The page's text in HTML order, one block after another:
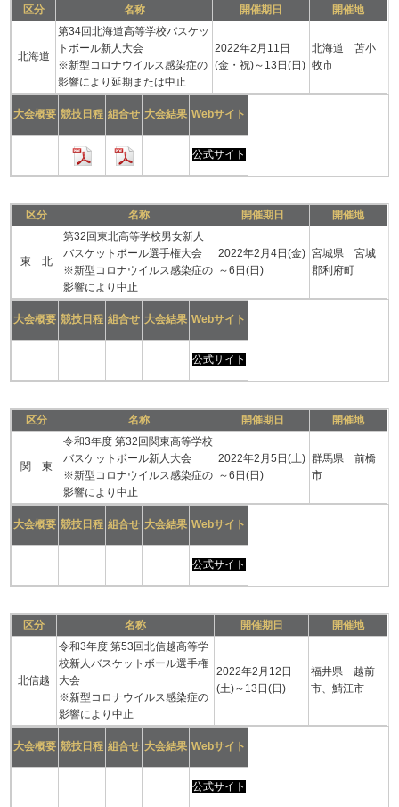
区分 名称 開催期日 開催地
北海道
第34回北海道高等学校バスケッ
トボール新人大会
※新型コロナウイルス感染症の
影響により延期または中止
2022年2月11日
(金・祝)～13日(日)
北海道 苫小
牧市
大会概要 競技日程 組合せ 大会結果 Webサイト
公式サイト
区分 名称 開催期日 開催地
東 北
第32回東北高等学校男女新人
バスケットボール選手権大会
※新型コロナウイルス感染症の
影響により中止
2022年2月4日(金)
～6日(日)
宮城県 宮城
郡利府町
大会概要 競技日程 組合せ 大会結果 Webサイト
公式サイト
区分 名称 開催期日 開催地
関 東
令和3年度 第32回関東高等学校
バスケットボール新人大会
※新型コロナウイルス感染症の
影響により中止
2022年2月5日(土)
～6日(日)
群馬県 前橋
市
大会概要 競技日程 組合せ 大会結果 Webサイト
公式サイト
区分 名称 開催期日 開催地
北信越
令和3年度 第53回北信越高等学
校新人バスケットボール選手権
大会
※新型コロナウイルス感染症の
影響により中止
2022年2月12日
(土)～13日(日)
福井県 越前
市、鯖江市
大会概要 競技日程 組合せ 大会結果 Webサイト
公式サイト